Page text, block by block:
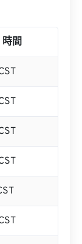
時間